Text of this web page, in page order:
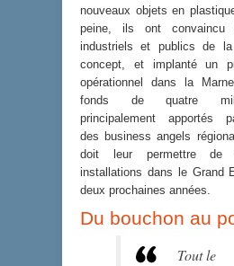
nouveaux objets en
peine, ils ont convaincu
industriels et publics de
concept, et implanté un
opérationnel dans la
fonds de quatre
principalement apportés
des business angels
doit leur permettre de
installations dans le Grand
deux prochaines années.
Du bouchon au
Tout le